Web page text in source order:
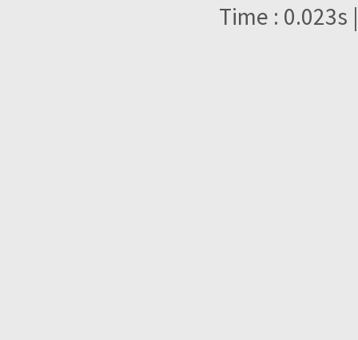
Time : 0.023s